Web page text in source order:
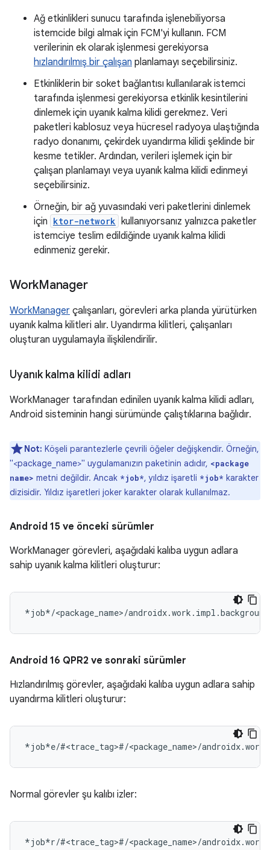
Ağ etkinlikleri sunucu tarafında işlenebiliyorsa
istemcide bilgi almak için FCM'yi kullanın. FCM
verilerinin ek olarak işlenmesi gerekiyorsa
hızlandırılmış bir çalışan planlamayı seçebilirsiniz.
Etkinliklerin bir soket bağlantısı kullanılarak istemci
tarafında işlenmesi gerekiyorsa etkinlik kesintilerini
dinlemek için uyanık kalma kilidi gerekmez. Veri
paketleri kablosuz veya hücresel radyoya ulaştığında
radyo donanımı, çekirdek uyandırma kilidi şeklinde bir
kesme tetikler. Ardından, verileri işlemek için bir
çalışan planlamayı veya uyanık kalma kilidi edinmeyi
seçebilirsiniz.
Örneğin, bir ağ yuvasındaki veri paketlerini dinlemek
için ktor-network kullanıyorsanız yalnızca paketler
istemciye teslim edildiğinde uyanık kalma kilidi
edinmeniz gerekir.
WorkManager
WorkManager çalışanları, görevleri arka planda yürütürken
uyanık kalma kilitleri alır. Uyandırma kilitleri, çalışanları
oluşturan uygulamayla ilişkilendirilir.
Uyanık kalma kilidi adları
WorkManager tarafından edinilen uyanık kalma kilidi adları,
Android sisteminin hangi sürümünde çalıştıklarına bağlıdır.
Not: Köşeli parantezlerle çevrili öğeler değişkendir. Örneğin,
"<package_name>" uygulamanızın paketinin adıdır, <package
name> metni değildir. Ancak *job*, yıldız işaretli *job* karakter
dizisidir. Yıldız işaretleri joker karakter olarak kullanılmaz.
Android 15 ve önceki sürümler
WorkManager görevleri, aşağıdaki kalıba uygun adlara
sahip uyanık kalma kilitleri oluşturur:
Android 16 QPR2 ve sonraki sürümler
Hızlandırılmış görevler, aşağıdaki kalıba uygun adlara sahip
uyandırma kilitleri oluşturur:
Normal görevler şu kalıbı izler: